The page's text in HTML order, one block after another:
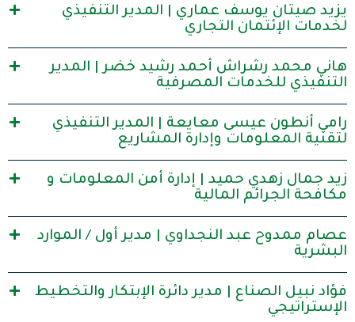
يزيد صيتان يوسف عماري | المدير التنفيذي
لخدمات الإئتمان التجاري
هاني محمد رشراش أحمد رشيد خضر | المدير
التنفيذي للخدمات المصرفية
رامي أنطون عيسى معايعة | المدير التنفيذي
لتقنية المعلومات وإدارة المشاريع
زيد جمال زهدي حميد | إدارة أمن المعلومات و
مكافحة الجرائم المالية
عصام ممدوح عبد النجداوي | مدير أول / الموارد
البشرية
فؤاد نبيل الصناع | مدير دائرة الإبتكار والتخطيط
الإستراتيجي